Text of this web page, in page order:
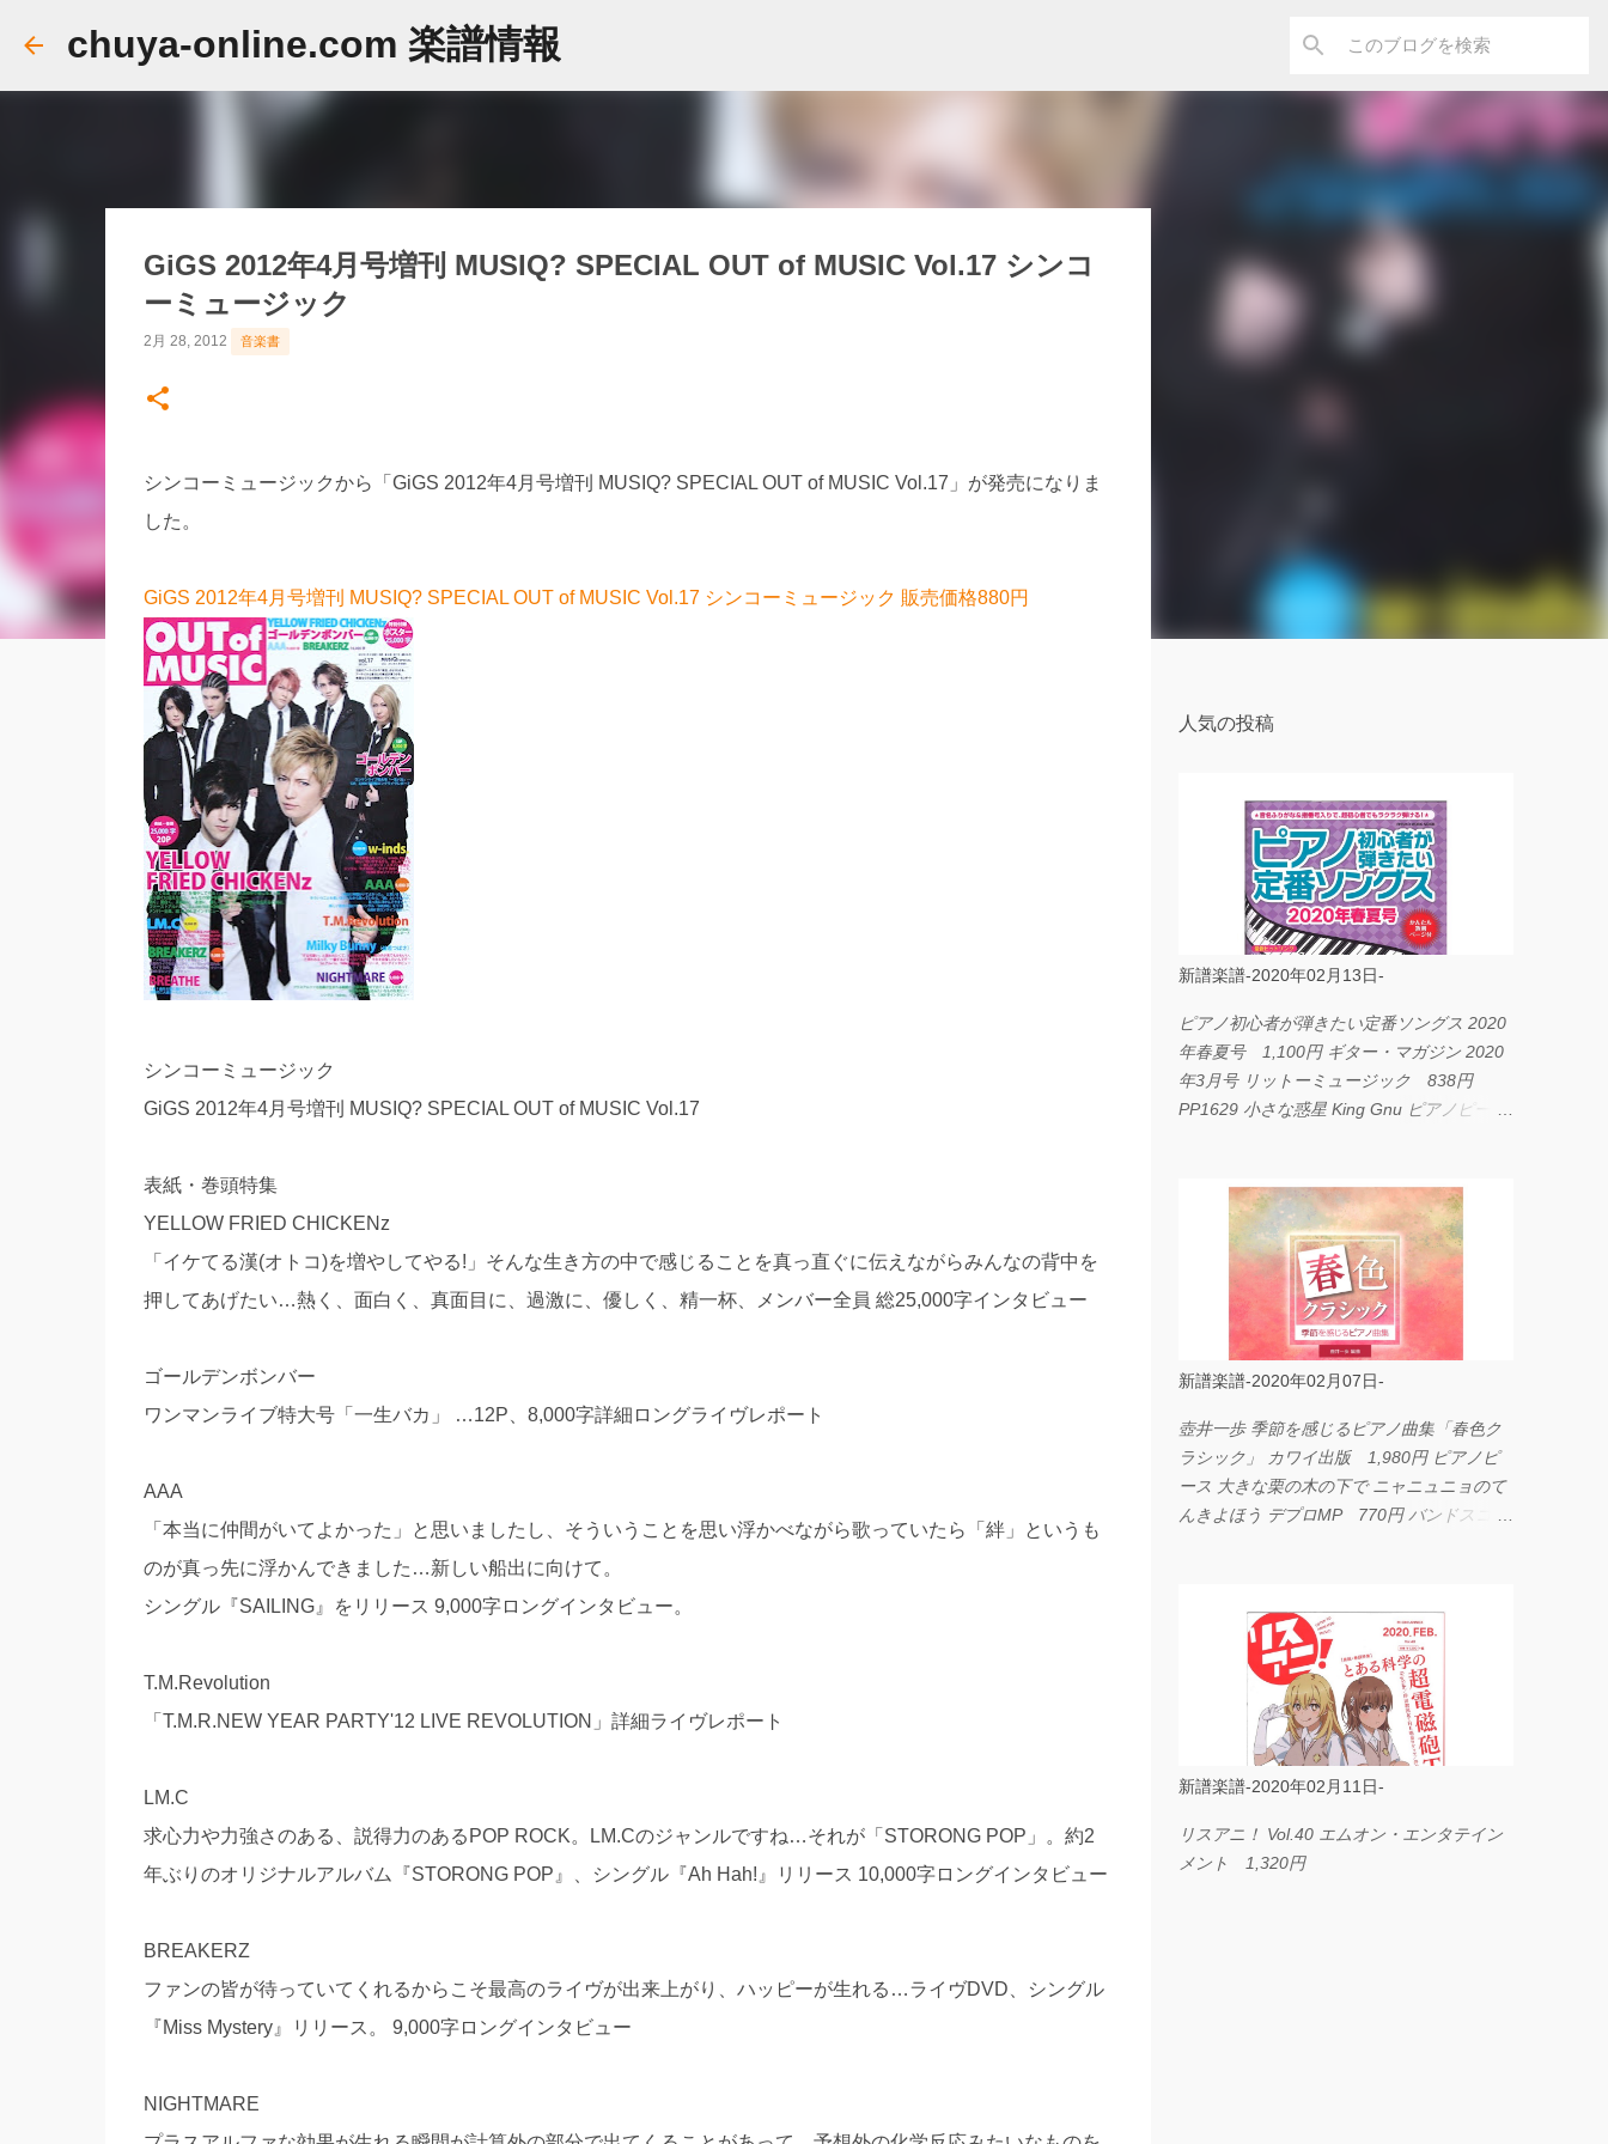
chuya-online.com 楽譜情報
GiGS 2012年4月号増刊 MUSIQ? SPECIAL OUT of MUSIC Vol.17 シンコ
ーミュージック
2月 28, 2012 音楽書
シンコーミュージックから「GiGS 2012年4月号増刊 MUSIQ? SPECIAL OUT of MUSIC Vol.17」が発売になりま
した。
GiGS 2012年4月号増刊 MUSIQ? SPECIAL OUT of MUSIC Vol.17 シンコーミュージック 販売価格880円
シンコーミュージック
GiGS 2012年4月号増刊 MUSIQ? SPECIAL OUT of MUSIC Vol.17
表紙・巻頭特集
YELLOW FRIED CHICKENz
「イケてる漢(オトコ)を増やしてやる!」そんな生き方の中で感じることを真っ直ぐに伝えながらみんなの背中を
押してあげたい…熱く、面白く、真面目に、過激に、優しく、精一杯、メンバー全員 総25,000字インタビュー
ゴールデンボンバー
ワンマンライブ特大号「一生バカ」 …12P、8,000字詳細ロングライヴレポート
AAA
「本当に仲間がいてよかった」と思いましたし、そういうことを思い浮かべながら歌っていたら「絆」というも
のが真っ先に浮かんできました…新しい船出に向けて。
シングル『SAILING』をリリース 9,000字ロングインタビュー。
T.M.Revolution
「T.M.R.NEW YEAR PARTY'12 LIVE REVOLUTION」詳細ライヴレポート
LM.C
求心力や力強さのある、説得力のあるPOP ROCK。LM.Cのジャンルですね…それが「STORONG POP」。約2
年ぶりのオリジナルアルバム『STORONG POP』、シングル『Ah Hah!』リリース 10,000字ロングインタビュー
BREAKERZ
ファンの皆が待っていてくれるからこそ最高のライヴが出来上がり、ハッピーが生れる…ライヴDVD、シングル
『Miss Mystery』リリース。 9,000字ロングインタビュー
NIGHTMARE
人気の投稿
新譜楽譜-2020年02月13日-
ピアノ初心者が弾きたい定番ソングス 2020
年春夏号 1,100円 ギター・マガジン 2020
年3月号 リットーミュージック 838円
PP1629 小さな惑星 King Gnu ピアノピース
LOVE... Official髭男dism バンドピース フェ
アリー 825円
新譜楽譜-2020年02月07日-
壺井一歩 季節を感じるピアノ曲集「春色ク
ラシック」 カワイ出版 1,980円 ピアノピ
ース 大きな栗の木の下で ニャニュニョのて
んきよほう デプロMP 770円 バンドスコア
ス I LOVE．．． Official髭男dism やさしく
弾ける ピアノピース フェアリー 660円
BP2225 Kingdom of the Heavens 春畑道哉
バンドピース フェアリー 825円
新譜楽譜-2020年02月11日-
リスアニ！ Vol.40 エムオン・エンタテイン
メント 1,320円